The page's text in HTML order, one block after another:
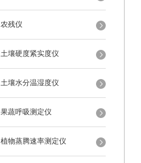
农残仪
土壤硬度紧实度仪
土壤水分温湿度仪
果蔬呼吸测定仪
植物蒸腾速率测定仪